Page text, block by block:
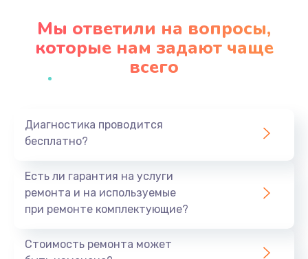
Заказать
Профилактическая чистка
Заказать
1440 руб.
Мы ответили на вопросы,
которые нам задают чаще
всего
Диагностика проводится
бесплатно?
Есть ли гарантия на услуги
ремонта и на используемые
при ремонте комплектующие?
Стоимость ремонта может